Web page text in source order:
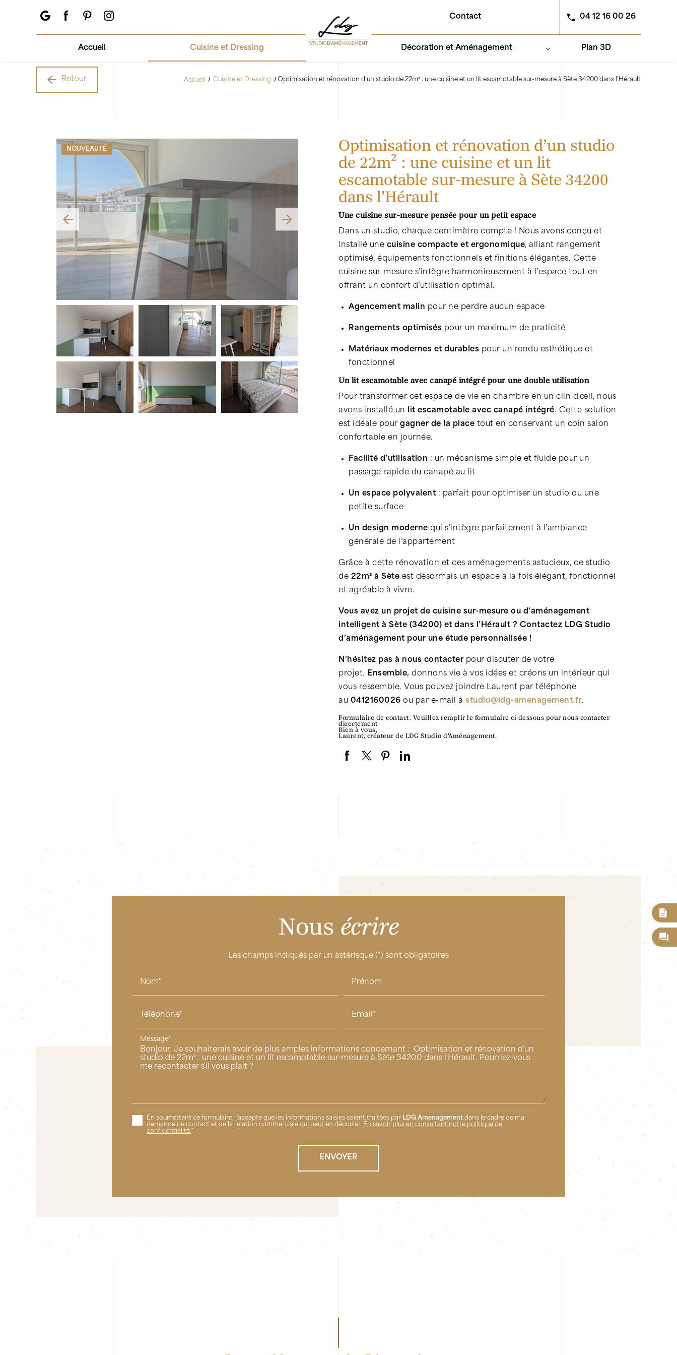
Accueil Cuisine et Dressing
Contact 04 12 16 00 26
Décoration et Aménagement Plan 3D
Accueil Cuisine et Dressing Optimisation et rénovation d’un studio de 22m² : une cuisine et un lit escamotable sur-mesure à Sète 34200 dans l'Hérault
Retour
Previous Next
NOUVEAUTÉ
Optimisation et rénovation d’un studio
de 22m² : une cuisine et un lit
escamotable sur-mesure à Sète 34200
dans l'Hérault
Une cuisine sur-mesure pensée pour un petit espace
Dans un studio, chaque centimètre compte ! Nous avons conçu et
installé une cuisine compacte et ergonomique, alliant rangement
optimisé, équipements fonctionnels et finitions élégantes. Cette
cuisine sur-mesure s’intègre harmonieusement à l’espace tout en
offrant un confort d’utilisation optimal.
Agencement malin pour ne perdre aucun espace
Rangements optimisés pour un maximum de praticité
Matériaux modernes et durables pour un rendu esthétique et
fonctionnel
Un lit escamotable avec canapé intégré pour une double utilisation
Pour transformer cet espace de vie en chambre en un clin d'œil, nous
avons installé un
lit escamotable avec canapé intégré. Cette solution
est idéale pour gagner de la place tout en conservant un coin salon
confortable en journée.
Facilité d’utilisation : un mécanisme simple et fluide pour un
passage rapide du canapé au lit
Un espace polyvalent : parfait pour optimiser un studio ou une
petite surface
Un design moderne qui s’intègre parfaitement à l’ambiance
générale de l’appartement
Grâce à cette rénovation et ces aménagements astucieux, ce studio
de 22m² à Sète est désormais un espace à la fois élégant, fonctionnel
et agréable à vivre.
Vous avez un projet de cuisine sur-mesure ou d’aménagement
intelligent à Sète (34200) et dans l’Hérault ? Contactez LDG Studio
d’aménagement pour une étude personnalisée !
N'hésitez pas à nous contacter pour discuter de votre
projet. Ensemble, donnons vie à vos idées et créons un intérieur qui
vous ressemble. Vous pouvez joindre Laurent par téléphone
au 0412160026 ou par e-mail à studio@ldg-amenagement.fr.
Formulaire de contact: Veuillez remplir le formulaire ci-dessous pour nous contacter
directement
Bien à vous,
Laurent, créateur de LDG Studio d'Aménagement.
Nous écrire
Les champs indiqués par un astérisque (*) sont obligatoires
Nom* Prénom
Téléphone* Email*
Message*
En soumettant ce formulaire, j'accepte que les informations saisies soient traitées par LDG Amenagement dans le cadre de ma
demande de contact et de la relation commerciale qui peut en découler. En savoir plus en consultant notre politique de
confidentialité.*